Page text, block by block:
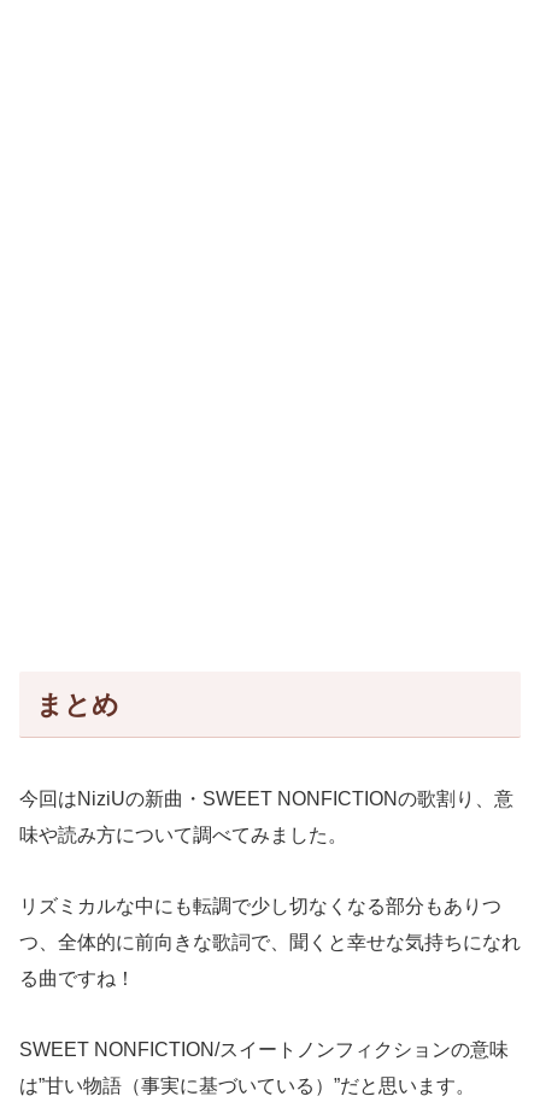
まとめ
今回はNiziUの新曲・SWEET NONFICTIONの歌割り、意
味や読み方について調べてみました。
リズミカルな中にも転調で少し切なくなる部分もありつ
つ、全体的に前向きな歌詞で、聞くと幸せな気持ちになれ
る曲ですね！
SWEET NONFICTION/スイートノンフィクションの意味
は”甘い物語（事実に基づいている）”だと思います。